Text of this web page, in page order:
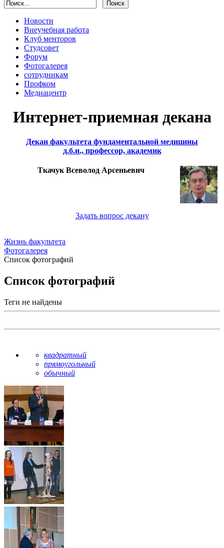
Новости
Внеучебная работа
Клуб менторов
Студсовет
Форум
Фотогалерея
сотрудникам
Профком
Медиацентр
Интернет-приемная декана
Декан факультета фундаментальной медицины
д.б.н., профессор, академик
Ткачук Всеволод Арсеньевич
Задать вопрос декану
Жизнь факультета
Фотогалерея
Список фотографий
Список фотографий
Теги не найдены
квадратный
прямоугольный
обычный